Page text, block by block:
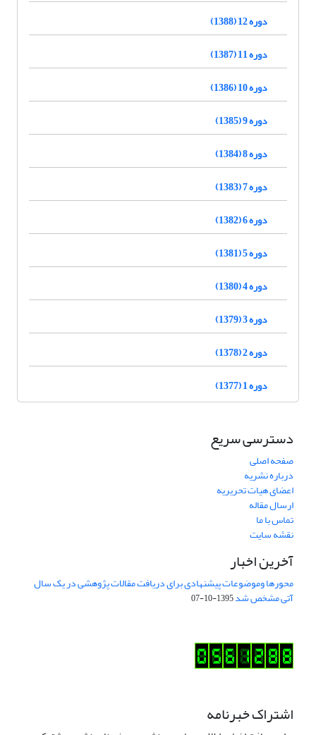
دوره 12 (1388)
دوره 11 (1387)
دوره 10 (1386)
دوره 9 (1385)
دوره 8 (1384)
دوره 7 (1383)
دوره 6 (1382)
دوره 5 (1381)
دوره 4 (1380)
دوره 3 (1379)
دوره 2 (1378)
دوره 1 (1377)
دسترسی سریع
صفحه اصلی
درباره نشریه
اعضای هیات تحریریه
ارسال مقاله
تماس با ما
نقشه سایت
آخرین اخبار
محورها وموضوعات پیشنهادی برای دریافت مقالات پژوهشی در یک سال
آتی مشخص شد1395-10-07
اشتراک خبرنامه